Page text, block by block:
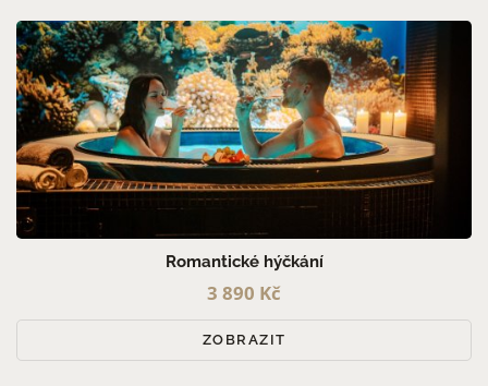
Romantické hýčkání
3 890 Kč
ZOBRAZIT